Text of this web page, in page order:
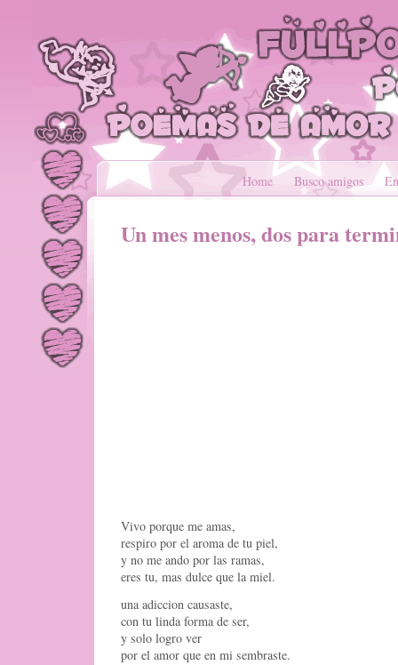
Home Busco amigos
Un mes menos, dos para
Vivo porque me amas,
respiro por el aroma de tu piel,
y no me ando por las ramas,
eres tu, mas dulce que la miel.
una adiccion causaste,
con tu linda forma de ser,
y solo logro ver
por el amor que en mi sembraste.